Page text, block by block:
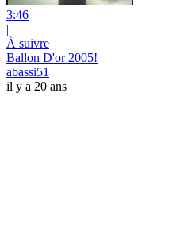
3:46
|
À suivre
Ballon D'or 2005!
abassi51
il y a 20 ans